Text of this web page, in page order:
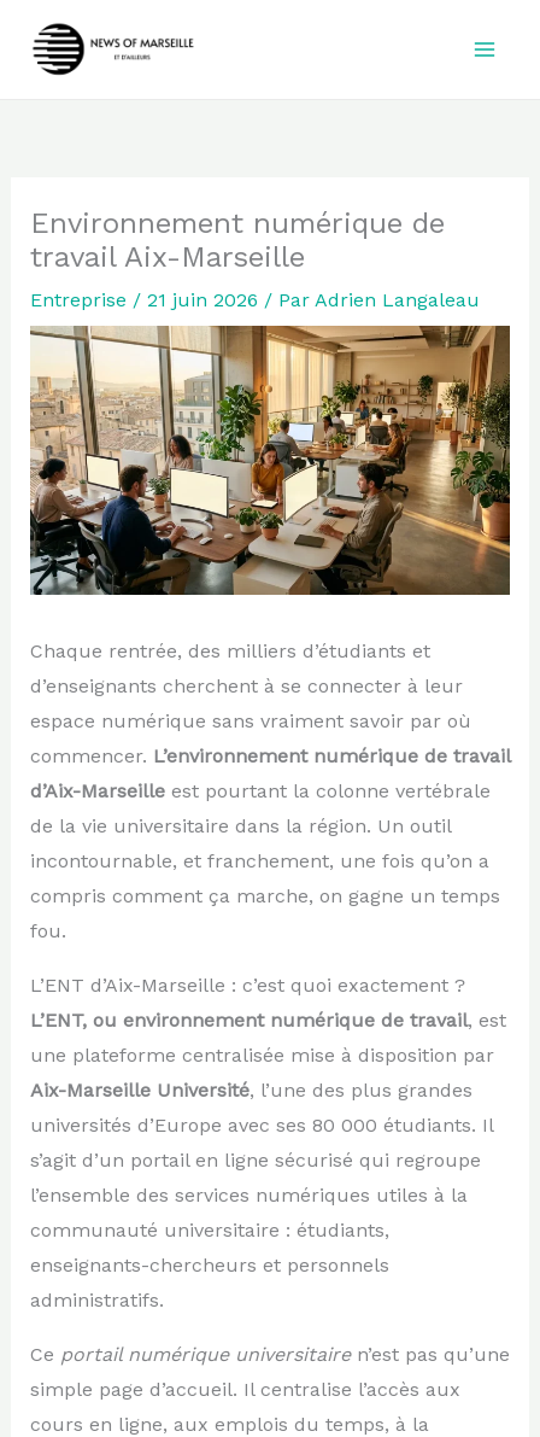
Environnement numérique de
travail Aix-Marseille
Entreprise / 21 juin 2026 / Par Adrien Langaleau
Chaque rentrée, des milliers d’étudiants et
d’enseignants cherchent à se connecter à leur
espace numérique sans vraiment savoir par où
commencer. L’environnement numérique de travail
d’Aix-Marseilleest pourtant la colonne vertébrale
de la vie universitaire dans la région. Un outil
incontournable, et franchement, une fois qu’on a
compris comment ça marche, on gagne un temps
fou.
L’ENT d’Aix-Marseille : c’est quoi exactement ?
L’ENT, ou environnement numérique de travail, est
une plateforme centralisée mise à disposition par
Aix-Marseille Université, l’une des plus grandes
universités d’Europe avec ses 80 000 étudiants. Il
s’agit d’un portail en ligne sécurisé qui regroupe
l’ensemble des services numériques utiles à la
communauté universitaire : étudiants,
enseignants-chercheurs et personnels
administratifs.
Ce portail numérique universitairen’est pas qu’une
simple page d’accueil. Il centralise l’accès aux
cours en ligne, aux emplois du temps, à la